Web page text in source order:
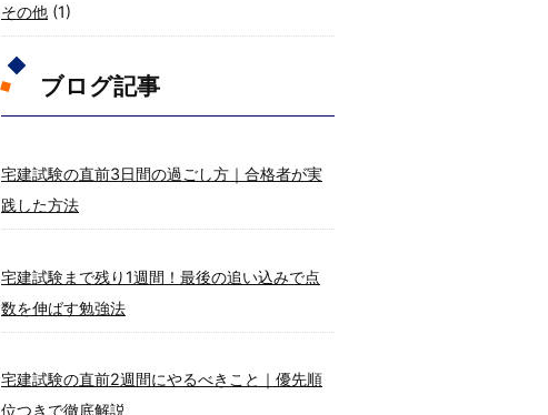
その他 (1)
ブログ記事
宅建試験の直前3日間の過ごし方｜合格者が実
践した方法
宅建試験まで残り1週間！最後の追い込みで点
数を伸ばす勉強法
宅建試験の直前2週間にやるべきこと｜優先順
位つきで徹底解説